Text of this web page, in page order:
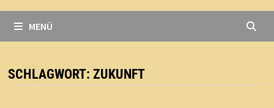
MENÜ
SCHLAGWORT: ZUKUNFT